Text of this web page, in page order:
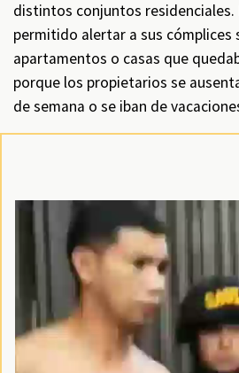
distintos conjuntos residenciales.
permitido alertar a sus cómplices
apartamentos o casas que
porque los propietarios se
de semana o se iban de